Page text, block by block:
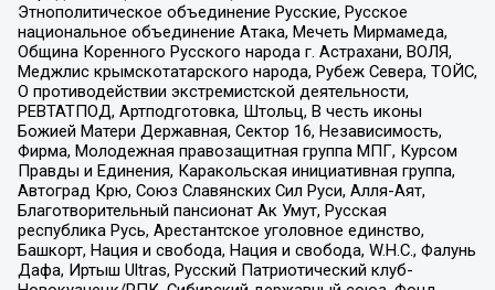
Этнополитическое объединение Русские, Русское
национальное объединение Атака, Мечеть Мирмамеда,
Община Коренного Русского народа г. Астрахани, ВОЛЯ,
Меджлис крымскотатарского народа, Рубеж Севера, ТОЙС,
О противодействии экстремистской деятельности,
РЕВТАТПОД, Артподготовка, Штольц, В честь иконы
Божией Матери Державная, Сектор 16, Независимость,
Фирма, Молодежная правозащитная группа МПГ, Курсом
Правды и Единения, Каракольская инициативная группа,
Автоград Крю, Союз Славянских Сил Руси, Алля-Аят,
Благотворительный пансионат Ак Умут, Русская
республика Русь, Арестантское уголовное единство,
Башкорт, Нация и свобода, Нация и свобода, W.H.С., Фалунь
Дафа, Иртыш Ultras, Русский Патриотический клуб-